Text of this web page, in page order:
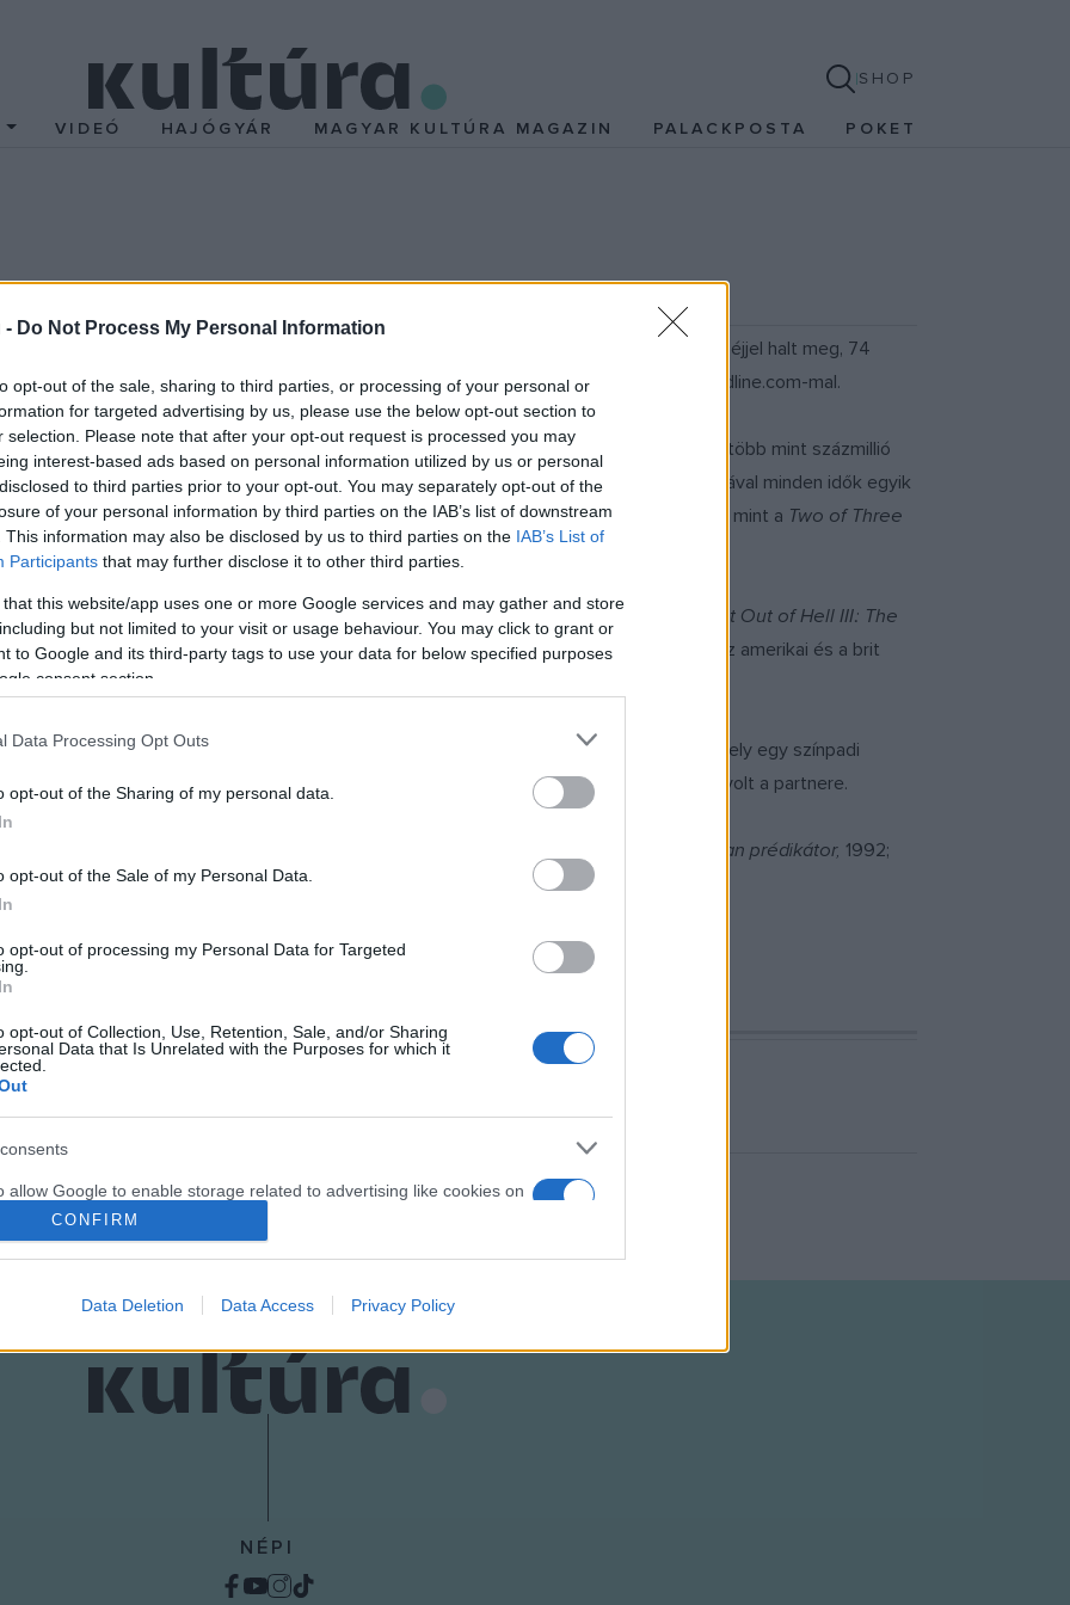
- Do Not Process My Personal Information
opt-out of the sale, sharing to third parties, or processing of your personal or
for targeted advertising by us, please use the below opt-out section to
selection. Please note that after your opt-out request is processed you may
interest-based ads based on personal information utilized by us or personal
to third parties prior to your opt-out. You may separately opt-out of the
of your personal information by third parties on the IAB’s list of downstream
This information may also be disclosed by us to third parties on the IAB’s List of
Participants that may further disclose it to other third parties.
that this website/app uses one or more Google services and may gather and store
but not limited to your visit or usage behaviour. You may click to grant or
to Google and its third-party tags to use your data for below specified purposes
consent section.
Data Processing Opt Outs
opt-out of the Sharing of my personal data.
opt-out of the Sale of my Personal Data.
opt-out of processing my Personal Data for Targeted
opt-out of Collection, Use, Retention, Sale, and/or Sharing
Data that Is Unrelated with the Purposes for which it
allow Google to enable storage related to advertising like cookies on
identifiers in apps.
allow my user data to be sent to Google for online advertising
allow Google to enable storage related to analytics like cookies on
allow Google to enable storage related to personalization.
CONFIRM
Data Deletion Data Access Privacy Policy
SHOP
VIDEÓ HAJÓGYÁR MAGYAR KULTÚRA MAGAZIN PALACKPOSTA POKET
A
című zenés mozisiker egykori főszereplője csütörtökön éjjel halt meg, 74
Loaf halálhírét a család felhatalmazásából az ügynöke, Michael Greene közölte a deadline.com-mal.
tizenkét stúdióalbumot készített (az utolsó 2016-ban jött ki), ezek világszerte több mint százmillió
albumával, az 1977-ben megjelentBat Out of Hell-lel érte el, amely 14 milliós eladásával minden idők egyik
héten) át szerepelt a brit albumlistán. A korongon olyan nagy slágerek szerepeltek, mint a Two of Three
t – mindkettő a top 40-ig jutott a Billboard listáján.
akárcsak a két folytatást, aBat Out of Hell II: Back into Hell-t (1993) és a
Bat Out of Hell III: The
Loaf legnagyobb slágere, az I’d Do Anything for Love (But I Won’t Do That)
, amely az amerikai és a brit
hozott Meat Loafnak.
hozta meg számára: az 1975-ben bemutatott Rocky Horror Picture Show
-ban, amely egy színpadi
kifutófiút alakította. A kultikussá vált filmben Susan Sarandon és Tim Curry volt a partnere.
népszerű mozifilmekben is ( Páratlan prédikátor, 1992;
via AFP/Sven Simon
NÉPI